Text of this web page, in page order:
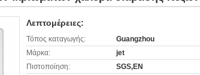
Λεπτομέρειες:
Τόπος καταγωγής:
Guangzhou
Μάρκα:
jet
Πιστοποίηση:
SGS,EN